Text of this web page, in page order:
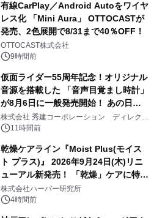
有線CarPlay／Android Autoをワイヤ
レス化 「Mini Aura」 OTTOCASTが
発売、2色展開で8/31まで40％OFF！
OTTOCAST株式会社
9時間前
仮面ライダー55周年記念！オリジナル
音源を搭載した 「音声目覚まし時計」
が8月6日に一般発売開始！ あの日の
大興奮が今甦る
株式会社 秀建コーポレーション ディレクト
アートギャラリー
11時間前
乾燥ケアライン『Moist Plus(モイス
ト プラス)』 2026年9月24日(木)リニ
ューアル新発売！ 「乾燥」ケアに特化
し、ライン使いで潤いに満ちた肌へ
株式会社ハーバー研究所
4時間前